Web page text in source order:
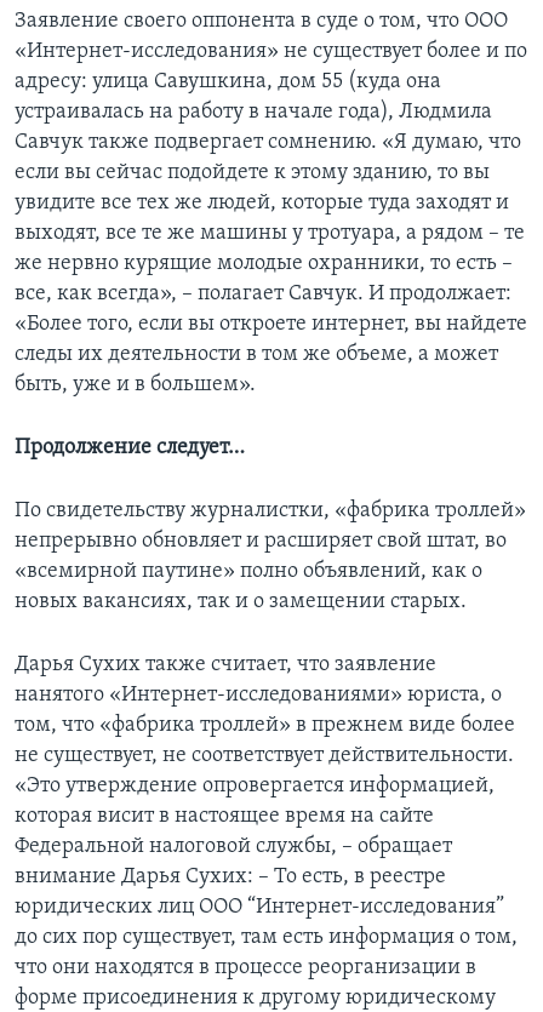
Заявление своего оппонента в суде о том, что ООО
«Интернет-исследования» не существует более и по
адресу: улица Савушкина, дом 55 (куда она
устраивалась на работу в начале года), Людмила
Савчук также подвергает сомнению. «Я думаю, что
если вы сейчас подойдете к этому зданию, то вы
увидите все тех же людей, которые туда заходят и
выходят, все те же машины у тротуара, а рядом – те
же нервно курящие молодые охранники, то есть –
все, как всегда», – полагает Савчук. И продолжает:
«Более того, если вы откроете интернет, вы найдете
следы их деятельности в том же объеме, а может
быть, уже и в большем».
Продолжение следует…
По свидетельству журналистки, «фабрика троллей»
непрерывно обновляет и расширяет свой штат, во
«всемирной паутине» полно объявлений, как о
новых вакансиях, так и о замещении старых.
Дарья Сухих также считает, что заявление
нанятого «Интернет-исследованиями» юриста, о
том, что «фабрика троллей» в прежнем виде более
не существует, не соответствует действительности.
«Это утверждение опровергается информацией,
которая висит в настоящее время на сайте
Федеральной налоговой службы, – обращает
внимание Дарья Сухих: – То есть, в реестре
юридических лиц ООО “Интернет-исследования”
до сих пор существует, там есть информация о том,
что они находятся в процессе реорганизации в
форме присоединения к другому юридическому